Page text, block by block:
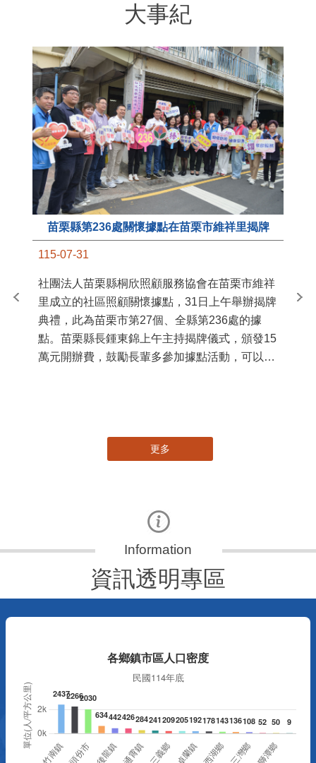
大事紀
苗栗縣第236處關懷據點在苗栗市維祥里揭牌
115-07-31
社團法人苗栗縣桐欣照顧服務協會在苗栗市維祥
里成立的社區照顧關懷據點，31日上午舉辦揭牌
典禮，此為苗栗市第27個、全縣第236處的據
點。苗栗縣長鍾東錦上午主持揭牌儀式，頒發15
萬元開辦費，鼓勵長輩多參加據點活動，可以更
苗
更多
資訊透明專區